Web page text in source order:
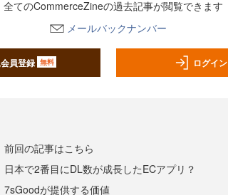
全てのCommerceZineの過去記事が閲覧できます
メールバックナンバー
員登録 無料 ログイン
前回の記事はこちら
日本で2番目にDL数が成長したECアプリ？
7sGoodが提供する価値